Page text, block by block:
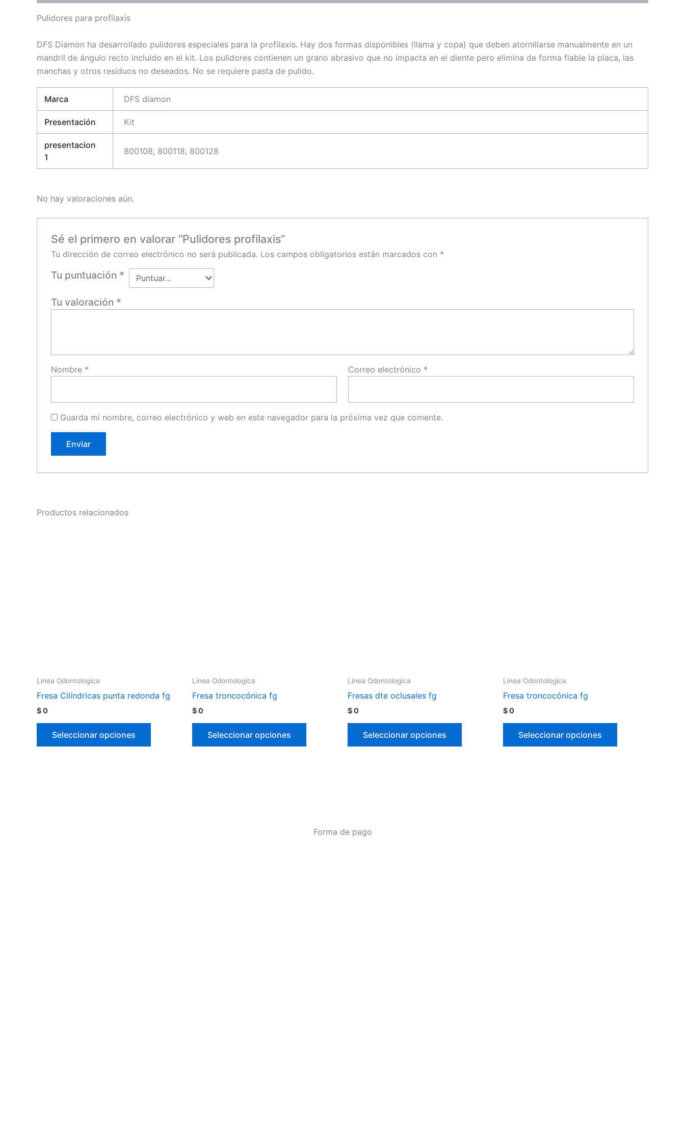
Pulidores para profilaxis
DFS Diamon ha desarrollado pulidores especiales para la profilaxis. Hay dos formas disponibles (llama y copa) que deben atornillarse manualmente en un
mandril de ángulo recto incluido en el kit. Los pulidores contienen un grano abrasivo que no impacta en el diente pero elimina de forma fiable la placa, las
manchas y otros residuos no deseados. No se requiere pasta de pulido.
Marca DFS diamon
Presentación Kit
presentacion
1
800108, 800118, 800128
No hay valoraciones aún.
Sé el primero en valorar “Pulidores profilaxis”
Tu dirección de correo electrónico no será publicada. Los campos obligatorios están marcados con *
Tu puntuación *
Tu valoración *
Nombre * Correo electrónico *
Guarda mi nombre, correo electrónico y web en este navegador para la próxima vez que comente.
Productos relacionados
Linea Odontologíca
Fresa Cilíndricas punta redonda fg
$0
Seleccionar opciones
Linea Odontologíca
Fresa troncocónica fg
$0
Seleccionar opciones
Linea Odontologíca
Fresas dte oclusales fg
$0
Seleccionar opciones
Linea Odontologíca
Fresa troncocónica fg
$0
Seleccionar opciones
Forma de pago